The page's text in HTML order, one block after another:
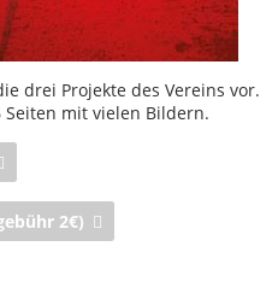
drei Projekte des Vereins vor.
mit vielen Bildern.
2€)